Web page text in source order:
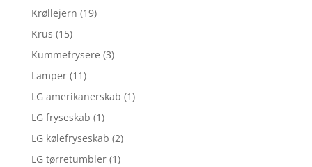
Krøllejern (19)
Krus (15)
Kummefrysere (3)
Lamper (11)
LG amerikanerskab (1)
LG fryseskab (1)
LG kølefryseskab (2)
LG tørretumbler (1)